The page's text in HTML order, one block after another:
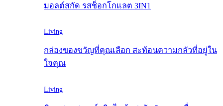
มอลต์สกัด รสช็อกโกแลต 3IN1
Living
กล่องของขวัญที่คุณเลือก สะท้อนความกลัวที่อยู่ใน
ใจคุณ
Living